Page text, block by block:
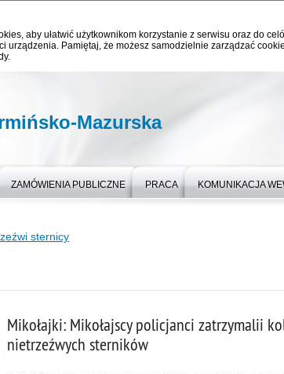
aby ułatwić użytkownikom korzystanie z serwisu oraz do
urządzenia. Pamiętaj, że możesz samodzielnie zarządzać
Mazurska
ZAMÓWIENIA PUBLICZNE PRACA KOMUNIKACJA
sternicy
Mikołajki: Mikołajscy policjanci zatrzymalii
nietrzeźwych sterników